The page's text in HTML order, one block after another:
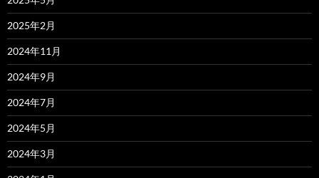
2025年2月
2024年11月
2024年9月
2024年7月
2024年5月
2024年3月